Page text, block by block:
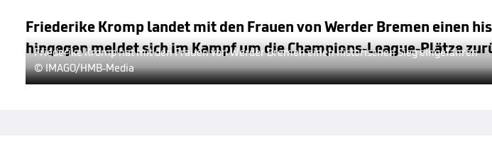
Friederike Kromp landet mit den Frauen von Werder Bremen einen
hingegen meldet sich im Kampf um die Champions-League-Plätze
Friederike Kromp hat mit den Frauen von Werder Bremen einen historischen Sieg eingefahren
© IMAGO/HMB-Media